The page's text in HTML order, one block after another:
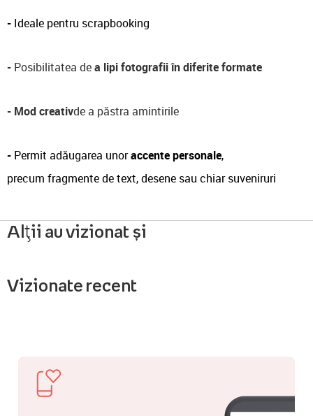
- Ideale pentru scrapbooking
- Posibilitatea dea lipi fotografii în diferite formate
- Mod creativde a păstra amintirile
- Permit adăugarea unoraccente personale,
precum fragmente de text, desene sau chiar suveniruri
Alții au vizionat și
Vizionate recent